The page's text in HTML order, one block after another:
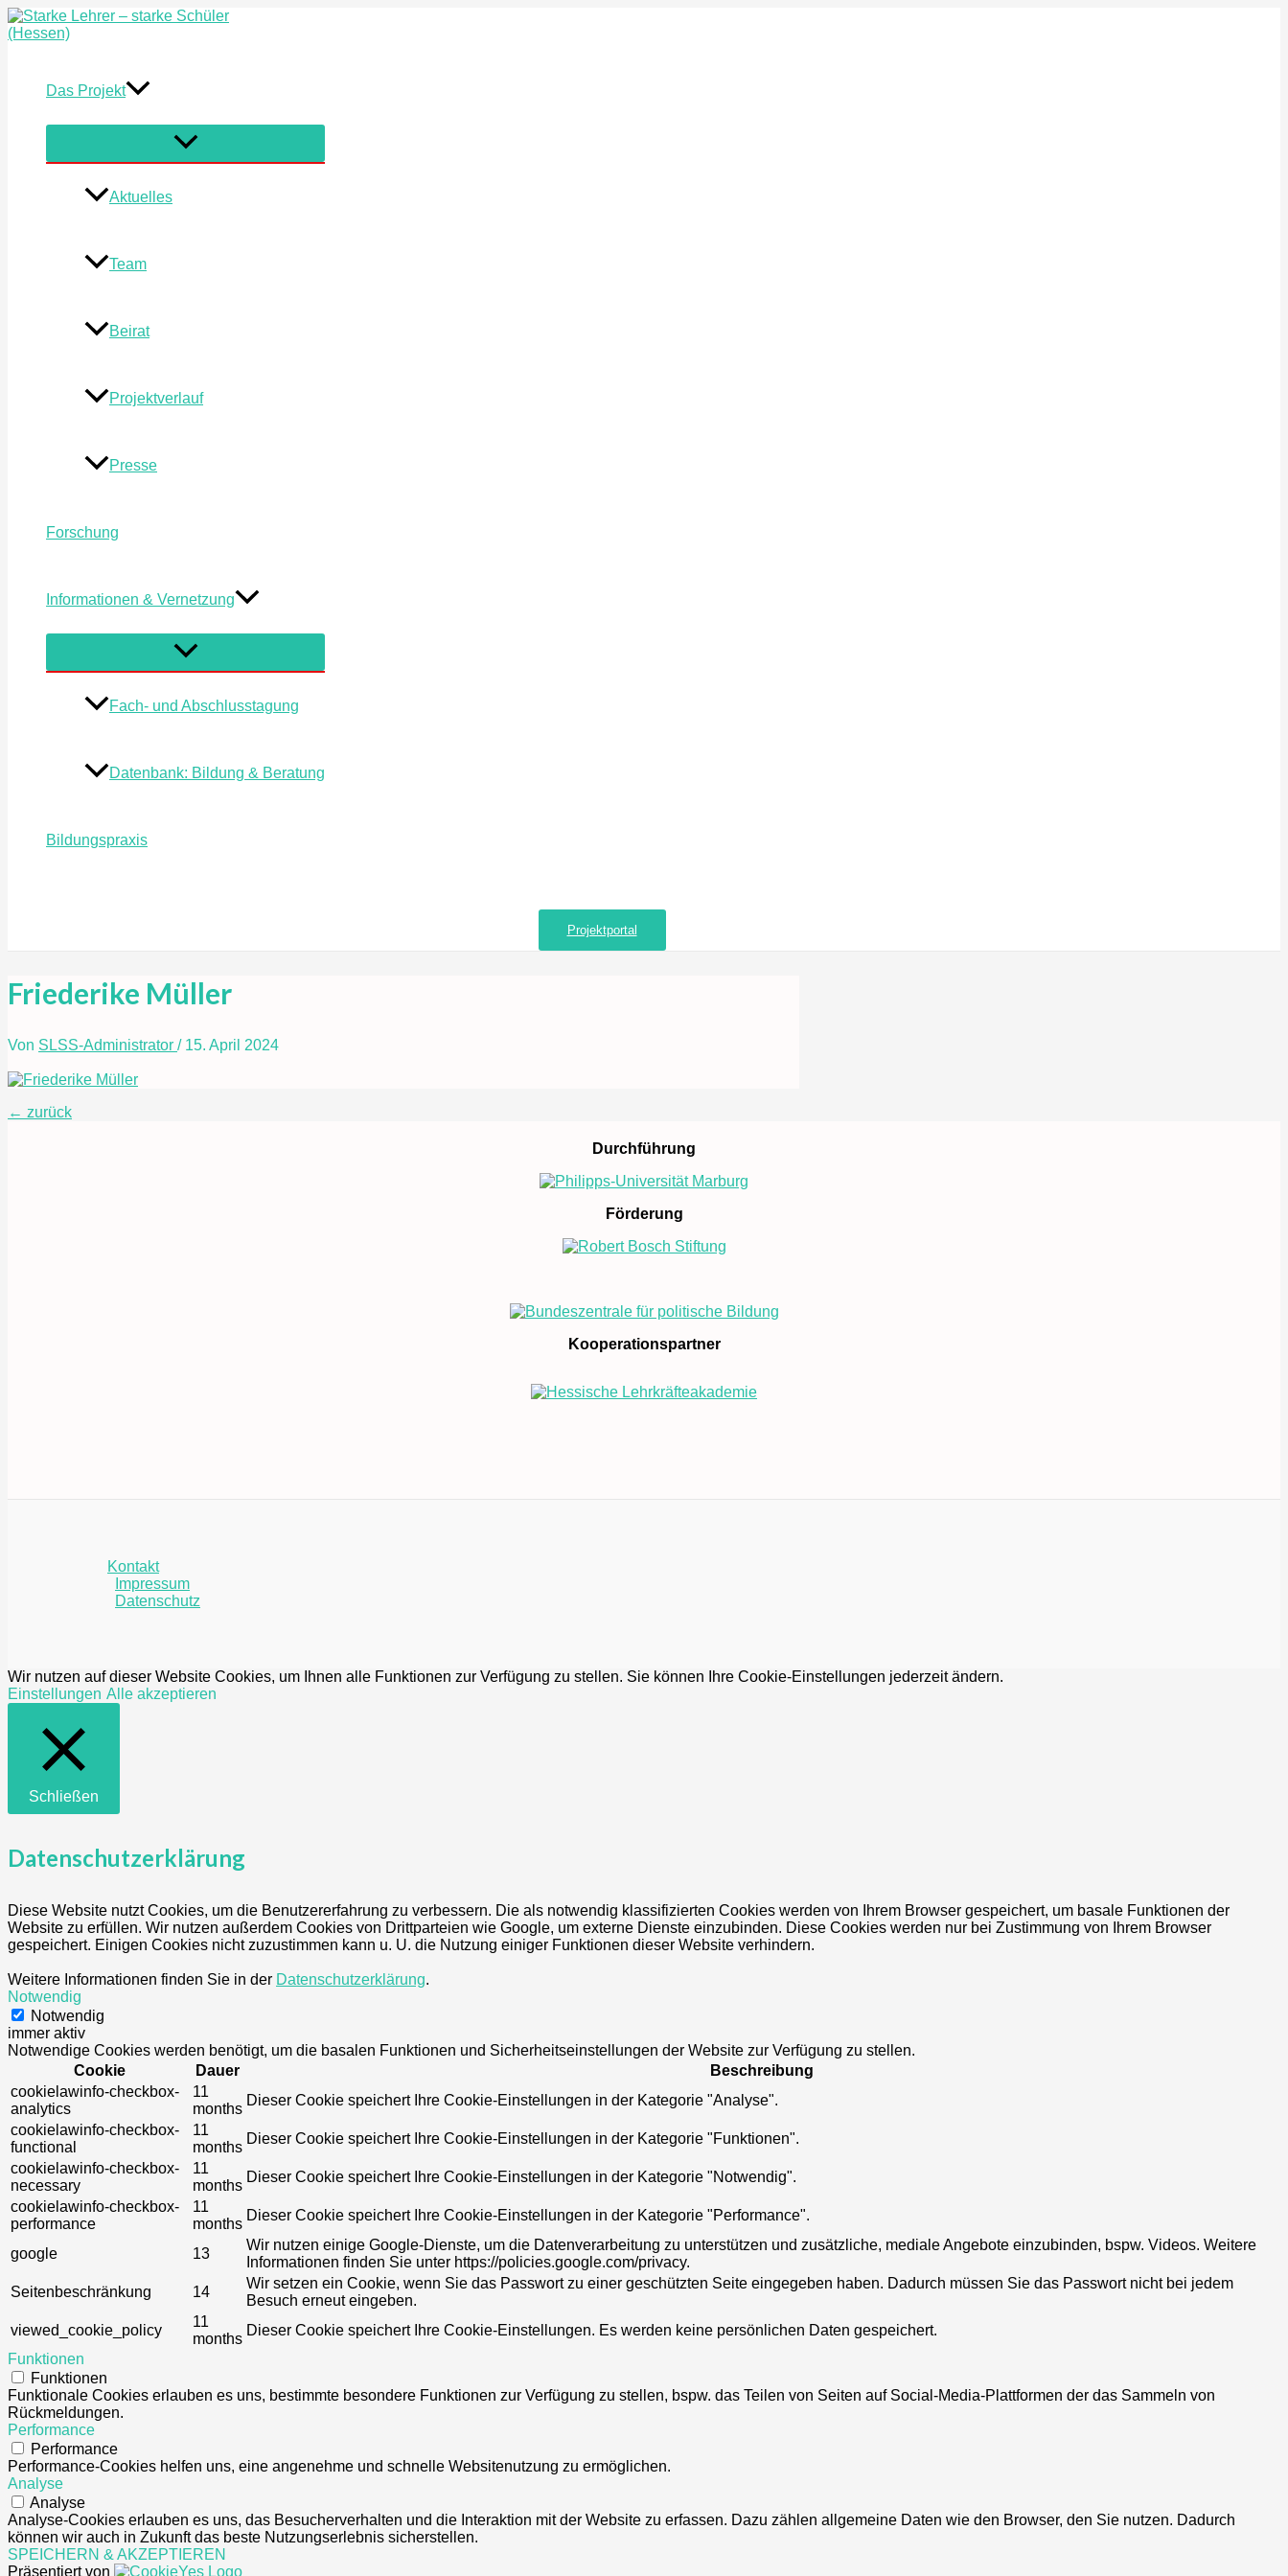
Zum
Inhalt
Das Projekt
Menü
Aktuelles
Team
Beirat
Projektverlauf
Presse
Forschung
Informationen & Vernetzung
Menü
Fach- und Abschlusstagung
Datenbank: Bildung & Beratung
Bildungspraxis
Projektportal
Friederike Müller
Von SLSS-Administrator / 15. April 2024
Beitragsnavigation
← zurück
Durchführung
Förderung
Kooperationspartner
Kontakt
Impressum
Datenschutz
Wir nutzen auf dieser Website Cookies, um Ihnen alle Funktionen zur Verfügung zu stellen. Sie können Ihre Cookie-Einstellungen jederzeit ändern.
Einstellungen Alle akzeptieren
Schließen
Datenschutzerklärung
Diese Website nutzt Cookies, um die Benutzererfahrung zu verbessern. Die als notwendig klassifizierten Cookies werden von Ihrem Browser gespeichert, um basale Funktionen der
Website zu erfüllen. Wir nutzen außerdem Cookies von Drittparteien wie Google, um externe Dienste einzubinden. Diese Cookies werden nur bei Zustimmung von Ihrem Browser
gespeichert. Einigen Cookies nicht zuzustimmen kann u. U. die Nutzung einiger Funktionen dieser Website verhindern.
Weitere Informationen finden Sie in der Datenschutzerklärung.
Notwendig
Notwendig
immer aktiv
Notwendige Cookies werden benötigt, um die basalen Funktionen und Sicherheitseinstellungen der Website zur Verfügung zu stellen.
Cookie
Dauer
Beschreibung
cookielawinfo-checkbox-
analytics
11
months
Dieser Cookie speichert Ihre Cookie-Einstellungen in der Kategorie "Analyse".
cookielawinfo-checkbox-
functional
11
months
Dieser Cookie speichert Ihre Cookie-Einstellungen in der Kategorie "Funktionen".
cookielawinfo-checkbox-
necessary
11
months
Dieser Cookie speichert Ihre Cookie-Einstellungen in der Kategorie "Notwendig".
cookielawinfo-checkbox-
performance
11
months
Dieser Cookie speichert Ihre Cookie-Einstellungen in der Kategorie "Performance".
google 13
Wir nutzen einige Google-Dienste, um die Datenverarbeitung zu unterstützen und zusätzliche, mediale Angebote einzubinden, bspw. Videos. Weitere
Informationen finden Sie unter https://policies.google.com/privacy.
Seitenbeschränkung
14
Wir setzen ein Cookie, wenn Sie das Passwort zu einer geschützten Seite eingegeben haben. Dadurch müssen Sie das Passwort nicht bei jedem
Besuch erneut eingeben.
viewed_cookie_policy
11
months
Dieser Cookie speichert Ihre Cookie-Einstellungen. Es werden keine persönlichen Daten gespeichert.
Funktionen
Funktionen
Funktionale Cookies erlauben es uns, bestimmte besondere Funktionen zur Verfügung zu stellen, bspw. das Teilen von Seiten auf Social-Media-Plattformen der das Sammeln von
Rückmeldungen.
Performance
Performance
Performance-Cookies helfen uns, eine angenehme und schnelle Websitenutzung zu ermöglichen.
Analyse
Analyse
Analyse-Cookies erlauben es uns, das Besucherverhalten und die Interaktion mit der Website zu erfassen. Dazu zählen allgemeine Daten wie den Browser, den Sie nutzen. Dadurch
können wir auch in Zukunft das beste Nutzungserlebnis sicherstellen.
SPEICHERN & AKZEPTIEREN
Präsentiert von